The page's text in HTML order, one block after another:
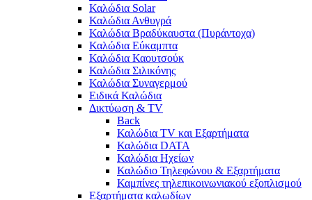
Καλώδια Solar
Καλώδια Ανθυγρά
Καλώδια Βραδύκαυστα (Πυράντοχα)
Καλώδια Εύκαμπτα
Καλώδια Καουτσούκ
Καλώδια Σιλικόνης
Καλώδια Συναγερμού
Ειδικά Καλώδια
Δικτύωση & TV
Back
Καλώδια TV και Εξαρτήματα
Καλώδια DATA
Καλώδια Ηχείων
Καλώδιο Τηλεφώνου & Εξαρτήματα
Καμπίνες τηλεπικοινωνιακού εξοπλισμού
Eξαρτήματα καλωδίων